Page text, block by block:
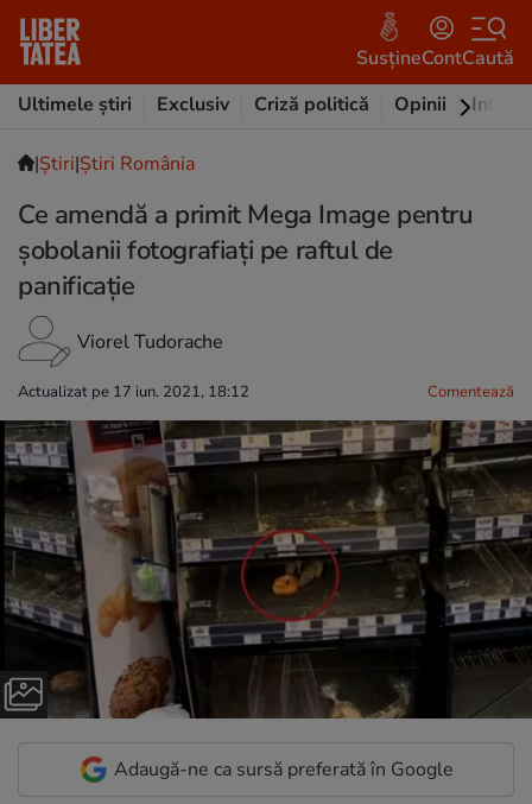
SusțineContCaută
Ultimele știri
Exclusiv Criză politică Opinii
|Ştiri|Știri România
Ce amendă a primit Mega Image pentru
șobolanii fotografiați pe raftul de
panificație
Viorel Tudorache
Actualizat pe 17 iun. 2021, 18:12 Comentează
Adaugă-ne ca sursă preferată în Google